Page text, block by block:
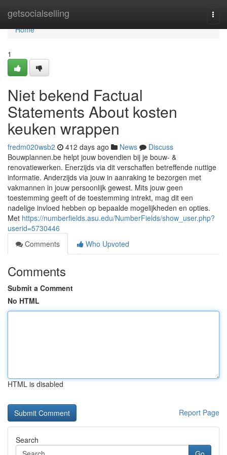
getsocialselling
Home
Home
1
Niet bekend Factual
Statements About kosten
keuken wrappen
fredm020wsb2 412 days ago News
Discuss
Bouwplannen.be helpt jouw bovendien bij je bouw- &
renovatiewerken. Enerzijds via dit verschaffen betreffende nuttige
informatie. Anderzijds via jouw in aanraking te bezorgen met
vakmannen in jouw persoonlijk gewest. Mits jouw geen
toestemming geeft of de toestemming intrekt, mag dit een
nadelige invloed hebben op bepaalde mogelijkheden en opties.
Met https://numberfields.asu.edu/NumberFields/show_user.php?
userid=5730446
Comments
Who Upvoted
Comments
Submit a Comment
No HTML
HTML is disabled
Report Page
Search